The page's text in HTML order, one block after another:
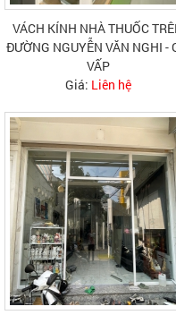
VÁCH KÍNH NHÀ THUỐC
ĐƯỜNG NGUYỄN VĂN NGHI -
VẤP
Giá: Liên hệ